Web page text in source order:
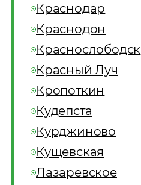
Краснодар
Краснодон
Краснослободск
Красный Луч
Кропоткин
Кудепста
Курджиново
Кущевская
Лазаревское